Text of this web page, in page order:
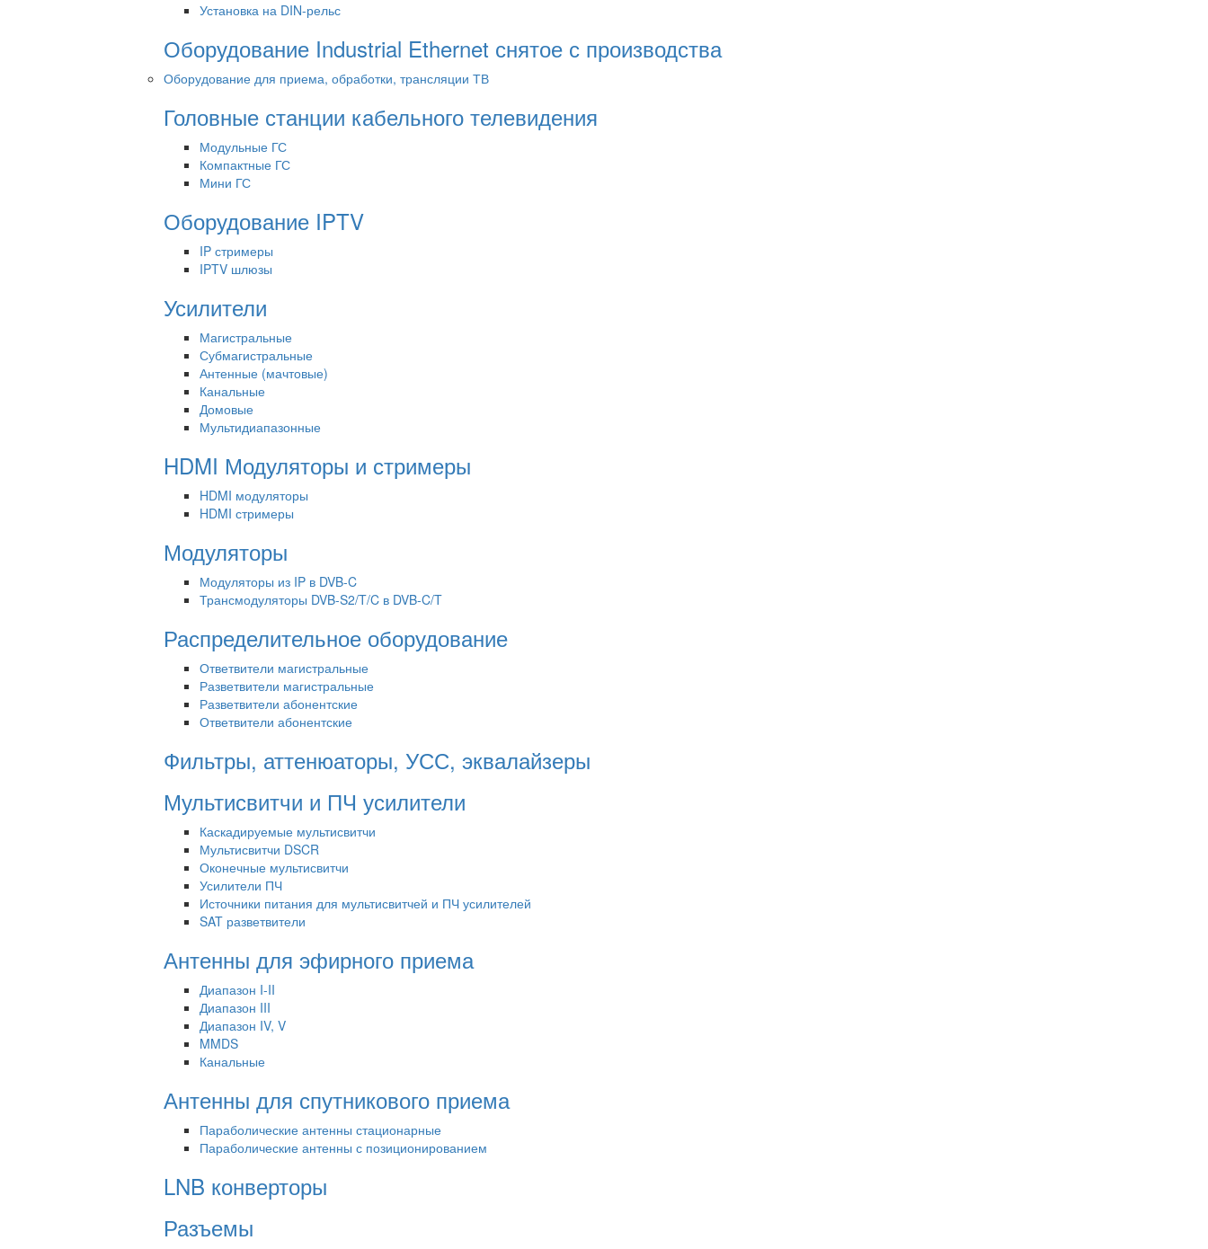
Установка на DIN-рельс
Оборудование Industrial Ethernet снятое с производства
Оборудование для приема, обработки, трансляции ТВ
Головные станции кабельного телевидения
Модульные ГС
Компактные ГС
Мини ГС
Оборудование IPTV
IP стримеры
IPTV шлюзы
Усилители
Магистральные
Субмагистральные
Антенные (мачтовые)
Канальные
Домовые
Мультидиапазонные
HDMI Модуляторы и стримеры
HDMI модуляторы
HDMI стримеры
Модуляторы
Модуляторы из IP в DVB-C
Трансмодуляторы DVB-S2/T/C в DVB-C/T
Распределительное оборудование
Ответвители магистральные
Разветвители магистральные
Разветвители абонентские
Ответвители абонентские
Фильтры, аттенюаторы, УСС, эквалайзеры
Мультисвитчи и ПЧ усилители
Каскадируемые мультисвитчи
Мультисвитчи DSCR
Оконечные мультисвитчи
Усилители ПЧ
Источники питания для мультисвитчей и ПЧ усилителей
SAT разветвители
Антенны для эфирного приема
Диапазон I-II
Диапазон III
Диапазон IV, V
MMDS
Канальные
Антенны для спутникового приема
Параболические антенны стационарные
Параболические антенны с позиционированием
LNB конверторы
Разъемы